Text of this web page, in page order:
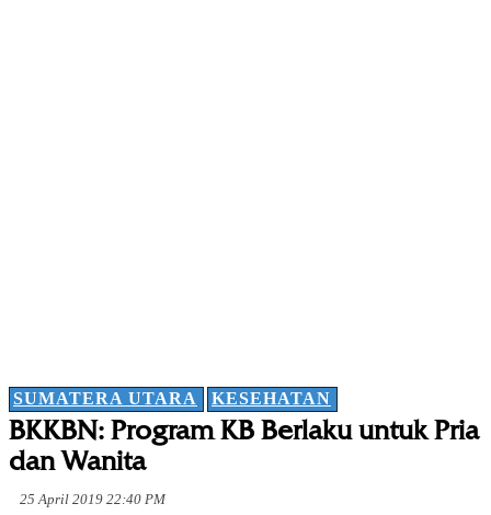
SUMATERA UTARA KESEHATAN
BKKBN: Program KB Berlaku untuk Pria
dan Wanita
25 April 2019 22:40 PM